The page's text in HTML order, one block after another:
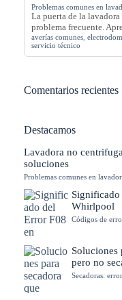
Problemas comunes en
La puerta de la
problema frecuente.
averías comunes
servicio técnico
Comentarios recientes
Destacamos
Lavadora no
soluciones
Problemas comunes en
Whirlpool
Códigos de
Soluciones
pero no
Secadoras: